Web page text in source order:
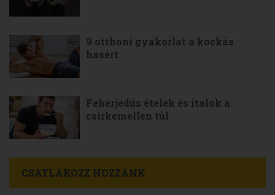
9 otthoni gyakorlat a kockás
hasért
Fehérjedús ételek és italok a
csirkemellen túl
CSATLAKOZZ HOZZÁNK